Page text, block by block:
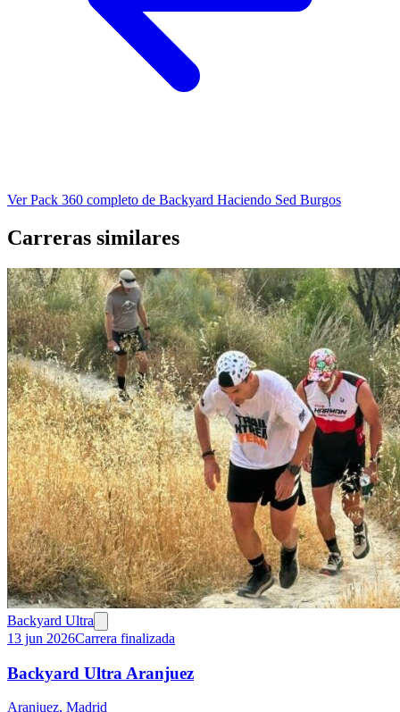
Ver Pack 360 completo de Backyard Haciendo Sed Burgos
Carreras similares
Backyard Ultra
13 jun 2026Carrera finalizada
Backyard Ultra Aranjuez
Aranjuez, Madrid